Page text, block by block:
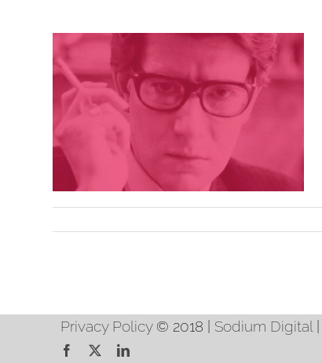
Privacy Policy© 2018 | Sodium Digital
Facebook LinkedIn